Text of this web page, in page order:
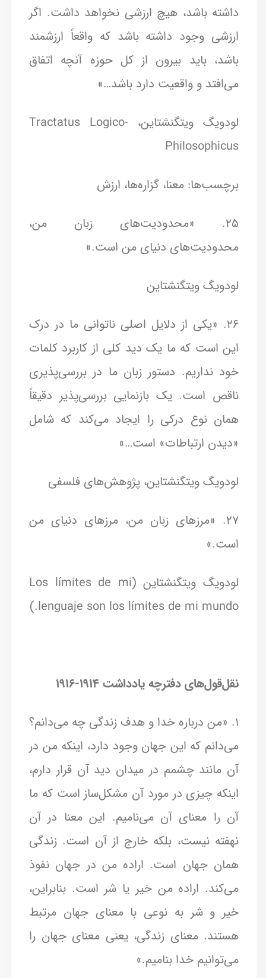
داشته باشد، هیچ ارزشی نخواهد داشت. اگر
ارزشی وجود داشته باشد که واقعاً ارزشمند
باشد، باید بیرون از کل حوزه آنچه اتفاق
می‌افتد و واقعیت دارد باشد…»
لودویگ ویتگنشتاین، Tractatus Logico-
Philosophicus
برچسب‌ها: معنا، گزاره‌ها، ارزش
25. «محدودیت‌های زبان من،
محدودیت‌های دنیای من است.»
لودویگ ویتگنشتاین
26. «یکی از دلایل اصلی ناتوانی ما در درک
این است که ما یک دید کلی از کاربرد کلمات
خود نداریم. دستور زبان ما در بررسی‌پذیری
ناقص است. یک بازنمایی بررسی‌پذیر دقیقاً
همان نوع درکی را ایجاد می‌کند که شامل
«دیدن ارتباطات» است…»
لودویگ ویتگنشتاین، پژوهش‌های فلسفی
27. «مرزهای زبان من، مرزهای دنیای من
است.»
لودویگ ویتگنشتاین (Los límites de mi
lenguaje son los límites de mi mundo.)
نقل‌قول‌های دفترچه یادداشت ۱۹۱۴-۱۹۱۶
1. «من درباره خدا و هدف زندگی چه می‌دانم؟
می‌دانم که این جهان وجود دارد، اینکه من در
آن مانند چشمم در میدان دید آن قرار دارم،
اینکه چیزی در مورد آن مشکل‌ساز است که ما
آن را معنای آن می‌نامیم. این معنا در آن
نهفته نیست، بلکه خارج از آن است. زندگی
همان جهان است. اراده من در جهان نفوذ
می‌کند. اراده من خیر یا شر است. بنابراین،
خیر و شر به نوعی با معنای جهان مرتبط
هستند. معنای زندگی، یعنی معنای جهان را
می‌توانیم خدا بنامیم.»